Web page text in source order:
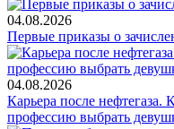
04.08.2026
Первые приказы о
04.08.2026
Карьера после
профессию выбрать